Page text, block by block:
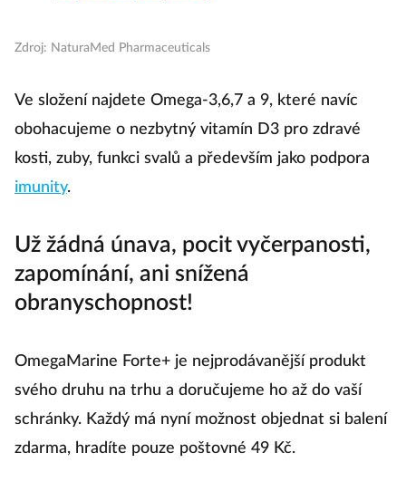
Zdroj: NaturaMed Pharmaceuticals
Ve složení najdete Omega-3,6,7 a 9, které navíc
obohacujeme o nezbytný vitamín D3 pro zdravé
kosti, zuby, funkci svalů a především jako podpora
imunity.
Už žádná únava, pocit vyčerpanosti,
zapomínání, ani snížená
obranyschopnost!
OmegaMarine Forte+ je nejprodávanější produkt
svého druhu na trhu a doručujeme ho až do vaší
schránky. Každý má nyní možnost objednat si balení
zdarma, hradíte pouze poštovné 49 Kč.